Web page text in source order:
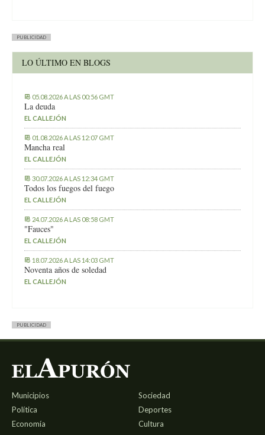
PUBLICIDAD
LO ÚLTIMO EN BLOGS
05.08.2026 A LAS 00:56 GMT
La deuda
EL CALLEJÓN
01.08.2026 A LAS 12:07 GMT
Mancha real
EL CALLEJÓN
30.07.2026 A LAS 12:34 GMT
Todos los fuegos del fuego
EL CALLEJÓN
24.07.2026 A LAS 08:58 GMT
"Fauces"
EL CALLEJÓN
18.07.2026 A LAS 14:03 GMT
Noventa años de soledad
EL CALLEJÓN
PUBLICIDAD
Municipios
Política
Economía
Sociedad
Deportes
Cultura